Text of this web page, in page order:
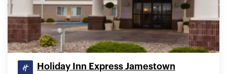
Holiday Inn Express Jamestown